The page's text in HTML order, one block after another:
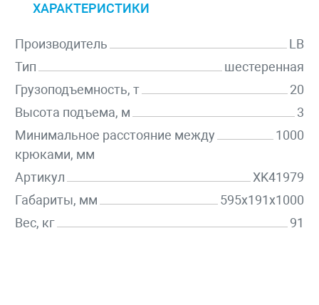
ХАРАКТЕРИСТИКИ
Производитель
LB
Тип
шестеренная
Грузоподъемность, т
20
Высота подъема, м
3
Минимальное расстояние между
крюками, мм
1000
Артикул
XK41979
Габариты, мм
595x191x1000
Вес, кг
91